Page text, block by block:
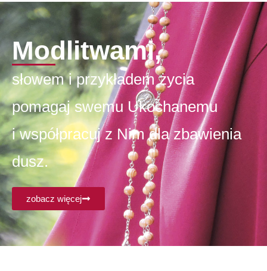
Modlitwami,
słowem i przykładem życia
pomagaj swemu Ukochanemu
i współpracuj z Nim dla zbawienia
dusz.
zobacz więcej